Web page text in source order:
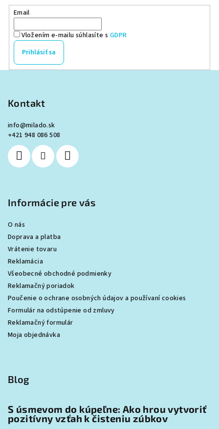
Email
Vložením e-mailu súhlasíte s GDPR
Prihlásiť sa
Kontakt
info@milado.sk
+421 948 086 508
Informácie pre vás
O nás
Doprava a platba
Vrátenie tovaru
Reklamácia
Všeobecné obchodné podmienky
Reklamačný poriadok
Poučenie o ochrane osobných údajov a používaní cookies
Formulár na odstúpenie od zmluvy
Reklamačný formulár
Moja objednávka
Blog
S úsmevom do kúpeľne: Ako hrou vytvoriť
pozitívny vzťah k čisteniu zúbkov